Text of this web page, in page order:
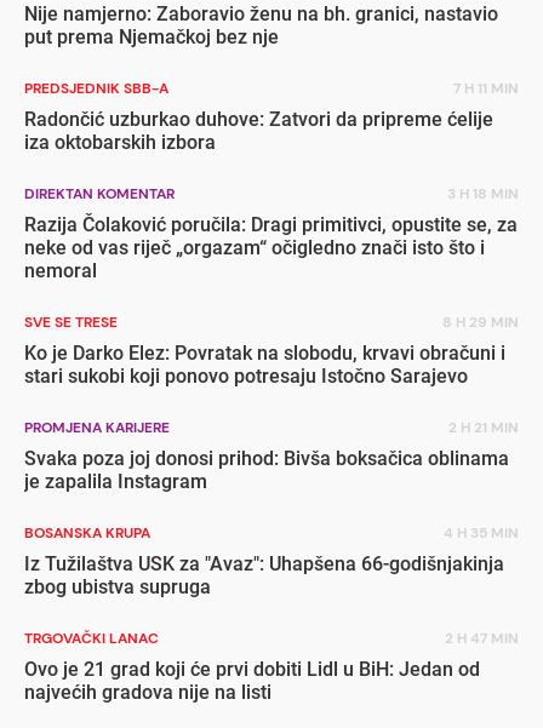
Nije namjerno: Zaboravio ženu na bh. granici, nastavio
put prema Njemačkoj bez nje
PREDSJEDNIK SBB-A 7 H 11 MIN
Radončić uzburkao duhove: Zatvori da pripreme ćelije
iza oktobarskih izbora
DIREKTAN KOMENTAR 3 H 18 MIN
Razija Čolaković poručila: Dragi primitivci, opustite se, za
neke od vas riječ „orgazam“ očigledno znači isto što i
nemoral
SVE SE TRESE 8 H 29 MIN
Ko je Darko Elez: Povratak na slobodu, krvavi obračuni i
stari sukobi koji ponovo potresaju Istočno Sarajevo
PROMJENA KARIJERE 2 H 21 MIN
Svaka poza joj donosi prihod: Bivša boksačica oblinama
je zapalila Instagram
BOSANSKA KRUPA 4 H 35 MIN
Iz Tužilaštva USK za "Avaz": Uhapšena 66-godišnjakinja
zbog ubistva supruga
TRGOVAČKI LANAC 2 H 47 MIN
Ovo je 21 grad koji će prvi dobiti Lidl u BiH: Jedan od
najvećih gradova nije na listi